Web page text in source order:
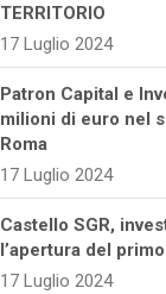
TERRITORIO
17 Luglio 2024
Patron Capital e
milioni di euro nel
Roma
17 Luglio 2024
Castello SGR,
l’apertura del
17 Luglio 2024